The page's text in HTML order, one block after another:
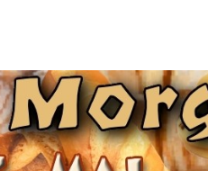
Anzeige